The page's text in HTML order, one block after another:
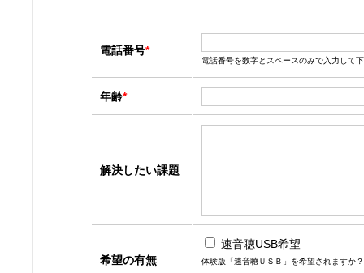
電話番号*
電話番号を数字とスペースのみで入力して
年齢*
解決したい課題
希望の有無
速音聴USB希望
体験版「速音聴ＵＳＢ」を希望されますか